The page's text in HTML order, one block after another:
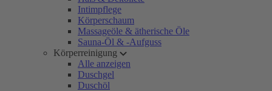
Intimpflege
Körperschaum
Massageöle & ätherische Öle
Sauna-Öl & -Aufguss
Körperreinigung
Alle anzeigen
Duschgel
Duschöl